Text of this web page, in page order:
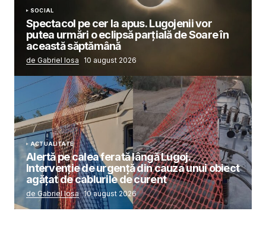
SOCIAL
Spectacol pe cer la apus. Lugojenii vor
putea urmări o eclipsă parțială de Soare în
această săptămână
de Gabriel Iosa 10 august 2026
ACTUALITATE
Alertă pe calea ferată lângă Lugoj.
Intervenție de urgență din cauza unui obiect
agățat de cablurile de curent
de Gabriel Iosa 10 august 2026